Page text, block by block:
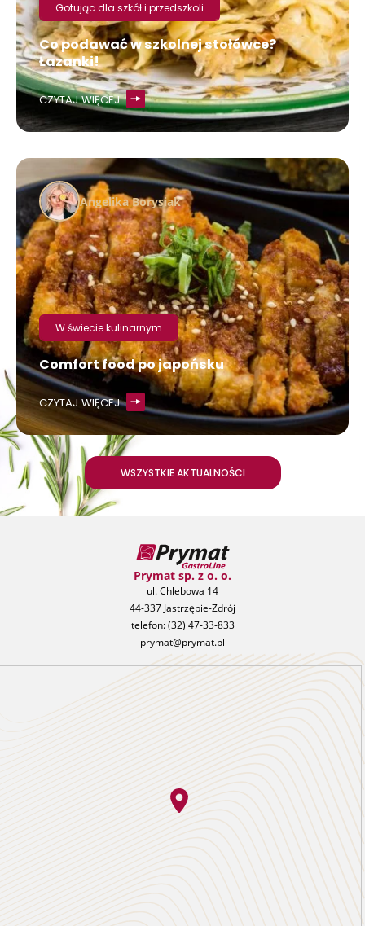
Gotując dla szkół i przedszkoli
Co podawać w szkolnej stołówce?
Łazanki!
CZYTAJ WIĘCEJ
Angelika Borysiak
W świecie kulinarnym
Comfort food po japońsku
CZYTAJ WIĘCEJ
WSZYSTKIE AKTUALNOŚCI
Prymat sp. z o. o.
ul. Chlebowa 14
44-337 Jastrzębie-Zdrój
telefon:(32) 47-33-833
prymat@prymat.pl